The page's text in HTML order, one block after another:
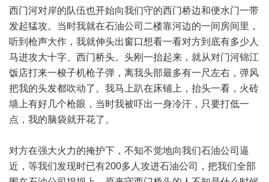
西门河对岸的队伍也开始向我们守的西门桥边和便水门一带
发起猛攻。当时我就在石油公司二楼靠河边的一间房间里，
听到枪声大作，我就伸头出窗口想看一看对方到底有多少人
马进攻大十字、西门桥头。头刚一抬起来，就从对门河锦江
饭店打来一梭子机枪子弹，离我头部最多有一尺左右，弹风
把我的头发都吹动了。我马上趴在床铺上，抬头一看，火砖
墙上有好几个枪眼，当时我被吓出一身冷汗，只要打低一
点，我的脑袋就开花了。
对方在强大火力的掩护下，不知不觉地向我们石油公司逼
近，等我们发现时已有200多人攻进石油公司，把我们全部